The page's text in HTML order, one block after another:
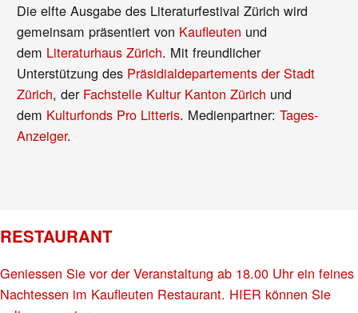
Die elfte Ausgabe des Literaturfestival Zürich wird
gemeinsam präsentiert von Kaufleuten und
dem Literaturhaus Zürich. Mit freundlicher
Unterstützung des Präsidialdepartements der Stadt
Zürich, der Fachstelle Kultur Kanton Zürich und
dem Kulturfonds Pro Litteris. Medienpartner:Tages-
Anzeiger.
RESTAURANT
Geniessen Sie vor der Veranstaltung ab 18.00 Uhr ein feines
Nachtessen im Kaufleuten Restaurant. HIER können Sie